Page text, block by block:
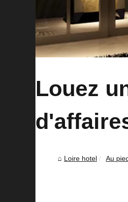
Louez
Loire hotel Au